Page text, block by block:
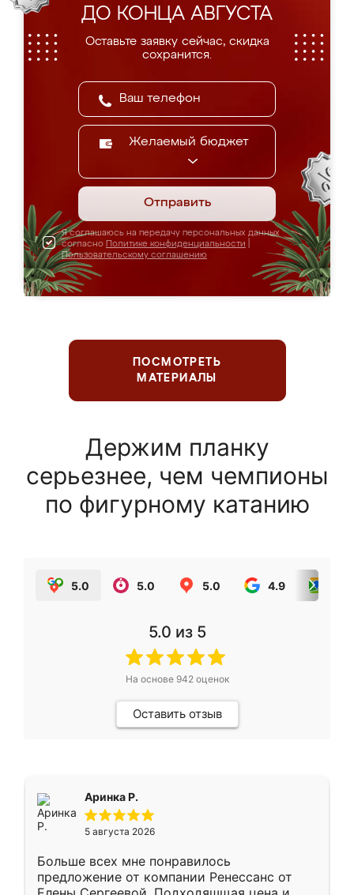
ДО КОНЦА АВГУСТА
Оставьте заявку сейчас, скидка
сохранится.
Желаемый бюджет
Отправить
Я соглашаюсь на передачу персональных данных
согласно Политике конфиденциальности
Пользовательскому соглашению
ПОСМОТРЕТЬ
МАТЕРИАЛЫ
Держим планку
серьезнее, чем чемпионы
по фигурному катанию
5.0 5.0 5.0 4.9
5.0 из 5
На основе 942оценок
Оставить отзыв
Аринка Р.
5 августа 2026
Больше всех мне понравилось
предложение от компании Ренессанс от